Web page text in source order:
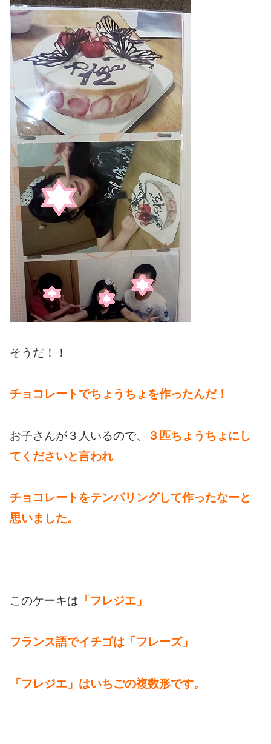
そうだ！！
チョコレートでちょうちょを作ったんだ！
お子さんが３人いるので、
３匹ちょうちょにし
てくださいと言われ
チョコレートをテンパリングして作ったなーと
思いました。
このケーキは 「フレジエ」
フランス語でイチゴは「フレーズ」
「フレジエ」はいちごの複数形です。